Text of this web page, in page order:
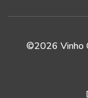
©2026 Vinho